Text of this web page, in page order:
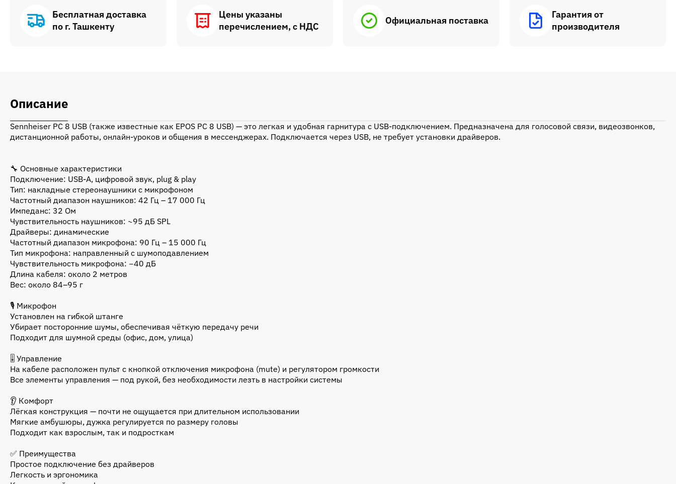
Бесплатная доставка
по г. Ташкенту
Цены указаны
перечислением, с НДС
Официальная поставка
Гарантия от
производителя
Описание
Sennheiser PC 8 USB (также известные как EPOS PC 8 USB) — это легкая и удобная гарнитура с USB-подключением. Предназначена для голосовой связи, видеозвонков,
дистанционной работы, онлайн-уроков и общения в мессенджерах. Подключается через USB, не требует установки драйверов.
🔧 Основные характеристики
Подключение: USB-A, цифровой звук, plug & play
Тип: накладные стереонаушники с микрофоном
Частотный диапазон наушников: 42 Гц – 17 000 Гц
Импеданс: 32 Ом
Чувствительность наушников: ~95 дБ SPL
Драйверы: динамические
Частотный диапазон микрофона: 90 Гц – 15 000 Гц
Тип микрофона: направленный с шумоподавлением
Чувствительность микрофона: −40 дБ
Длина кабеля: около 2 метров
Вес: около 84–95 г
🎙 Микрофон
Установлен на гибкой штанге
Убирает посторонние шумы, обеспечивая чёткую передачу речи
Подходит для шумной среды (офис, дом, улица)
🎚 Управление
На кабеле расположен пульт с кнопкой отключения микрофона (mute) и регулятором громкости
Все элементы управления — под рукой, без необходимости лезть в настройки системы
👂 Комфорт
Лёгкая конструкция — почти не ощущается при длительном использовании
Мягкие амбушюры, дужка регулируется по размеру головы
Подходит как взрослым, так и подросткам
✅ Преимущества
Простое подключение без драйверов
Легкость и эргономика